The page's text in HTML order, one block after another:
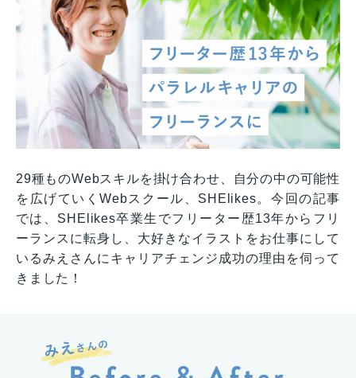
29種ものWebスキルを掛け合わせ、自分の中の可能性
を広げていくWebスクール、SHElikes。今回の記事
では、SHElikes卒業生でフリーター歴13年からフリ
ーランスに転身し、大好きなイラストをお仕事にして
いるみえさんにキャリアチェンジ成功の理由を伺って
きました！